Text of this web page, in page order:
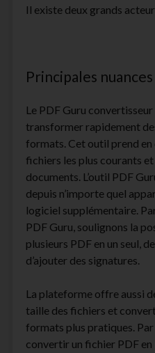
Il existe deux grands
Principales
Le PDF Guru
transformer rapidement
formats. Cet outil prend
fichiers les plus courants
documents. L’outil PDF
depuis n’importe quel
logiciel supplémentaire.
PDF Guru, soulignons la
plusieurs PDF en un seul,
d’ajouter des signatures.
La plateforme offre aussi
taille des fichiers et
formats plus pratiques.
convertir un fichier PDF en